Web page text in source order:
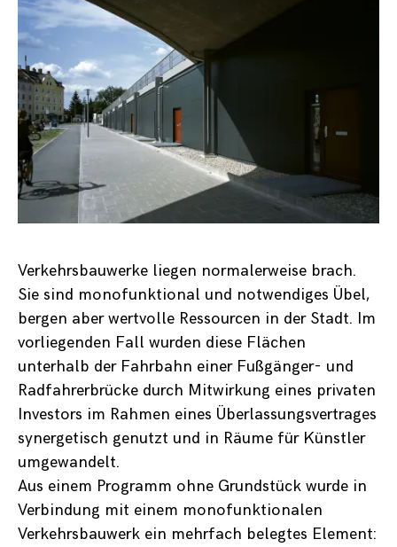
Verkehrsbauwerke liegen normalerweise brach.
Sie sind monofunktional und notwendiges Übel,
bergen aber wertvolle Ressourcen in der Stadt. Im
vorliegenden Fall wurden diese Flächen
unterhalb der Fahrbahn einer Fußgänger- und
Radfahrerbrücke durch Mitwirkung eines privaten
Investors im Rahmen eines Überlassungsvertrages
synergetisch genutzt und in Räume für Künstler
umgewandelt.
Aus einem Programm ohne Grundstück wurde in
Verbindung mit einem monofunktionalen
Verkehrsbauwerk ein mehrfach belegtes Element: